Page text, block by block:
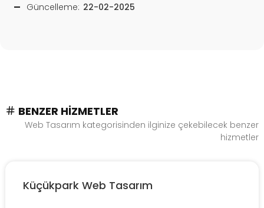
Güncelleme: 22-02-2025
BENZER HIZMETLER
Web Tasarım kategorisinden ilginize çekebilecek benzer
hizmetler
Küçükpark Web Tasarım